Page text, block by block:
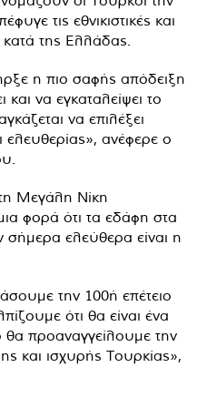
τις εθνικιστικές και
της Ελλάδας.
η πιο σαφής απόδειξη
και να εγκαταλείψει το
να επιλέξει
ελευθερίας», ανέφερε ο
Μεγάλη Νίκη
φορά ότι τα εδάφη στα
σήμερα ελεύθερα είναι η
την 100ή επέτειο
ότι θα είναι ένα
προαναγγείλουμε την
και ισχυρής Τουρκίας»,